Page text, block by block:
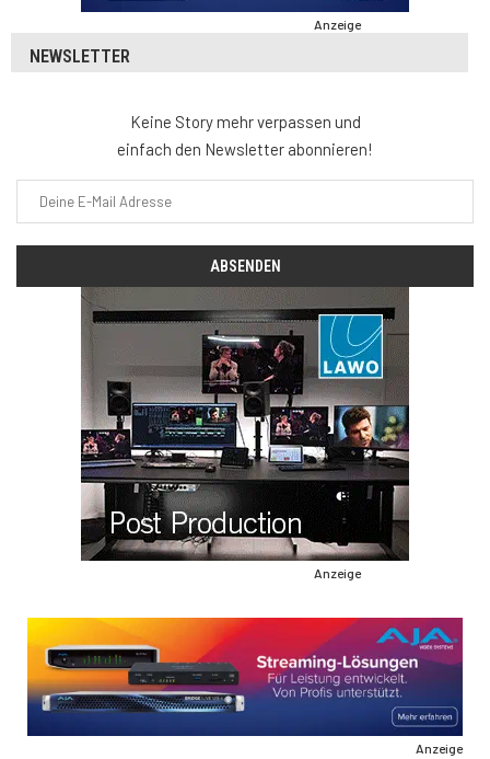
Anzeige
NEWSLETTER
Keine Story mehr verpassen und
einfach den Newsletter abonnieren!
Anzeige
Anzeige